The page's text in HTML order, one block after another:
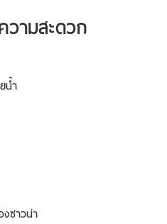
วามสะดวก
น้ำ
งซาวน่า